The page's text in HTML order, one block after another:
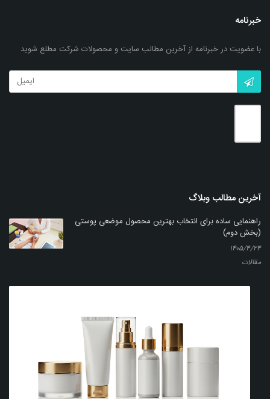
خبرنامه
با عضویت در خبرنامه از آخرین مطالب سایت و محصولات شرکت مطلع شوید
آخرین مطالب وبلاگ
راهنمایی ساده برای انتخاب بهترین محصول موضعی پوستی
(بخش دوم)
۱۴۰۵/۴/۲۴
مقالات